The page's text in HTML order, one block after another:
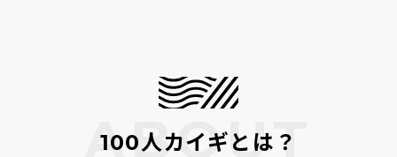
100人カイギとは？